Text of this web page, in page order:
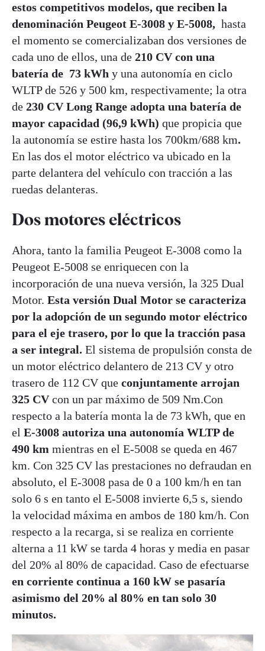
estos competitivos modelos, que reciben la
denominación Peugeot E-3008 y E-5008, hasta
el momento se comercializaban dos versiones de
cada uno de ellos, una de 210 CV con una
batería de 73 kWh y una autonomía en ciclo
WLTP de 526 y 500 km, respectivamente; la otra
de 230 CV Long Range adopta una batería de
mayor capacidad (96,9 kWh) que propicia que
la autonomía se estire hasta los 700km/688 km.
En las dos el motor eléctrico va ubicado en la
parte delantera del vehículo con tracción a las
ruedas delanteras.
Dos motores eléctricos
Ahora, tanto la familia Peugeot E-3008 como la
Peugeot E-5008 se enriquecen con la
incorporación de una nueva versión, la 325 Dual
Motor. Esta versión Dual Motor se caracteriza
por la adopción de un segundo motor eléctrico
para el eje trasero, por lo que la tracción pasa
a ser integral. El sistema de propulsión consta de
un motor eléctrico delantero de 213 CV y otro
trasero de 112 CV que conjuntamente arrojan
325 CVcon un par máximo de 509 Nm.Con
respecto a la batería monta la de 73 kWh, que en
el E-3008 autoriza una autonomía WLTP de
490 km mientras en el E-5008 se queda en 467
km. Con 325 CV las prestaciones no defraudan en
absoluto, el E-3008 pasa de 0 a 100 km/h en tan
solo 6 s en tanto el E-5008 invierte 6,5 s, siendo
la velocidad máxima en ambos de 180 km/h. Con
respecto a la recarga, si se realiza en corriente
alterna a 11 kW se tarda 4 horas y media en pasar
del 20% al 80% de capacidad. Caso de efectuarse
en corriente continua a 160 kW se pasaría
asimismo del 20% al 80% en tan solo 30
minutos.